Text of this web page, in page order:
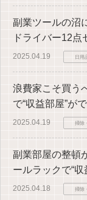
副業ツールの沼
ドライバー12点
2025.04.19 日用
浪費家こそ買う
で“収益部屋”が
2025.04.19 掃除
副業部屋の整頓
ールラックで“
2025.04.18 掃除